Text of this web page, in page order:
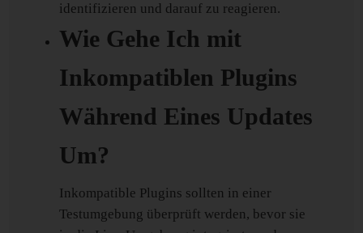
identifizieren und darauf zu reagieren.
Wie Gehe Ich mit
Inkompatiblen Plugins
Während Eines Updates
Um?
Inkompatible Plugins sollten in einer
Testumgebung überprüft werden, bevor sie